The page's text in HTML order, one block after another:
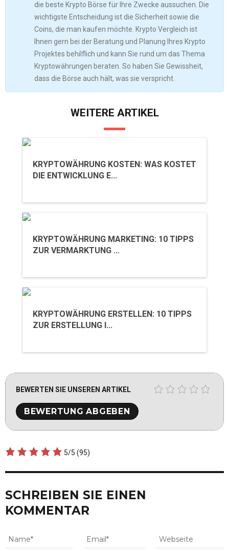
die beste Krypto Börse für Ihre Zwecke aussuchen. Die
wichtigste Entscheidung ist die Sicherheit sowie die
Coins, die man kaufen möchte. Krypto Vergleich ist
Ihnen gern bei der Beratung und Planung Ihres Krypto
Projektes behilflich und kann Sie rund um das Thema
Kryptowährungen beraten. So haben Sie Gewissheit,
dass die Börse auch hält, was sie verspricht.
WEITERE ARTIKEL
KRYPTOWÄHRUNG KOSTEN: WAS KOSTET
DIE ENTWICKLUNG E...
KRYPTOWÄHRUNG MARKETING: 10 TIPPS
ZUR VERMARKTUNG ...
KRYPTOWÄHRUNG ERSTELLEN: 10 TIPPS
ZUR ERSTELLUNG I...
BEWERTEN SIE UNSEREN ARTIKEL
5/5 (95)
SCHREIBEN SIE EINEN
KOMMENTAR